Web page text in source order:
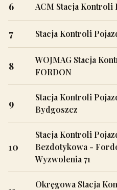
6 ACM Stacja Kontroli
7 Stacja Kontroli
8
WOJMAG Stacja
FORDON
9
Stacja Kontroli
Bydgoszcz
10
Stacja Kontroli
Bezdotykowa -
Wyzwolenia 71
Okręgowa Stacja